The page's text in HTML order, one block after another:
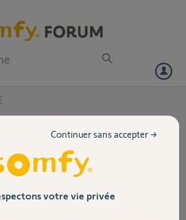
incomplète
Je viens d'installer un ensemble
GDK700, tout fonctionne bien sauf
que la porte s'arrête à 5mm du sol.
j'ai tenté un nouvel apprentissage,
votre vie privée
Continuer sans accepter →